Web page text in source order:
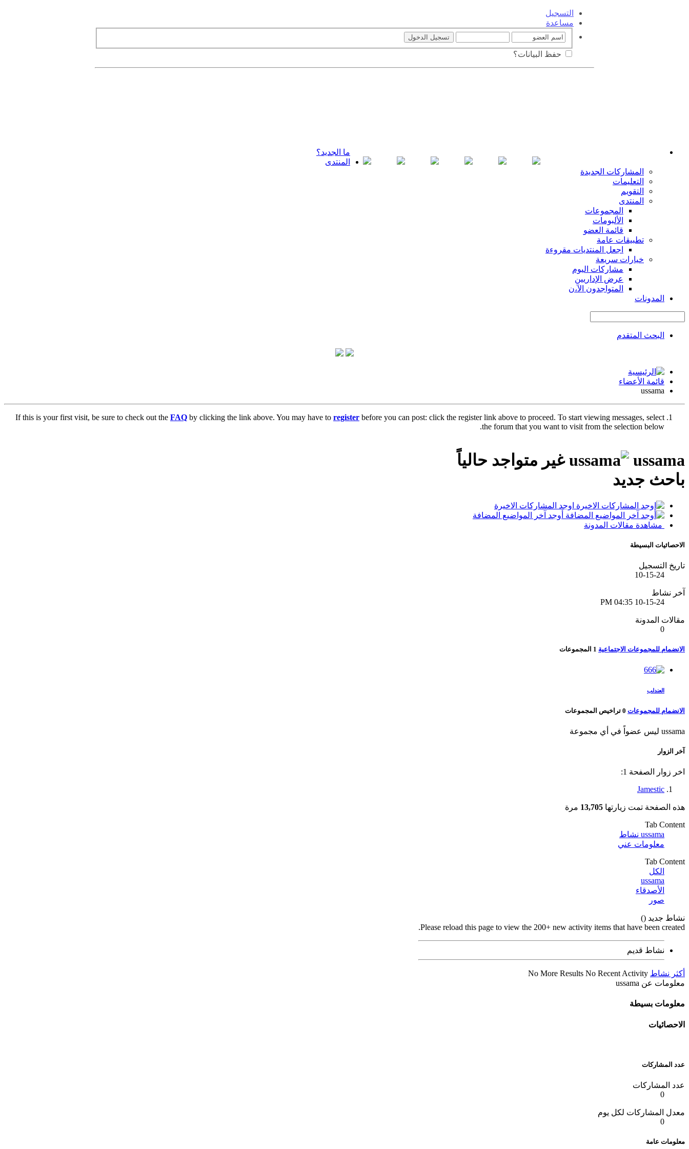
التسجيل
مساعدة
حفظ البيانات؟
ما الجديد؟
المنتدى
المشاركات الجديدة
التعليمات
التقويم
المنتدى
المجموعات
الألبومات
قائمة العضو
تطبيقات عامة
اجعل المنتديات مقروءة
خيارات سريعة
مشاركات اليوم
عرض الإداريين
المتواجدون الآ،ن
المدونات
البحث المتقدم
قائمة الأعضاء
ussama
If this is your first visit, be sure to check out the FAQ by clicking the link above. You may have to register before you can post: click the register link above to proceed. To start viewing messages, select
the forum that you want to visit from the selection below.
ussama
باحث جديد
اوجد المشاركات الاخيرة
أوجد آخر المواضيع المضافة
مشاهدة مقالات المدونة
الاحصائيات البسيطة
تاريخ التسجيل
10-15-24
آخر نشاط
10-15-24
04:35 PM
مقالات المدونة
0
الانضمام للمجموعات الاجتماعية 1 المجموعات
العندلب
الانضمام للمجموعات 0 تراخيص المجموعات
ussama ليس عضواً في أي مجموعة
آخر الزوار
اخر زوار الصفحة 1:
Jamestic
هذه الصفحة تمت زيارتها 13,705 مرة
Tab Content
ussama نشاط
معلومات عني
Tab Content
الكل
ussama
الأصدقاء
صور
نشاط جديد ()
Please reload this page to view the 200+ new activity items that have been created.
نشاط قديم
أكثر نشاط No More Results No Recent Activity
معلومات عن ussama
معلومات بسيطة
الاحصائيات
عدد المشاركات
عدد المشاركات
0
معدل المشاركات لكل يوم
0
معلومات عامة